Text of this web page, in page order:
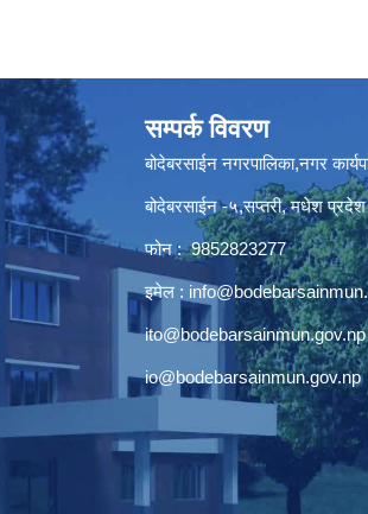
सम्पर्क विवरण
बोदेबरसाईन नगरपालिका,नगर
बोदेबरसाईन -५,सप्तरी, मधेश
फोन : 9852823277
इमेल :
ito@bodebarsainmun.gov.np
io@bodebarsainmun.gov.np